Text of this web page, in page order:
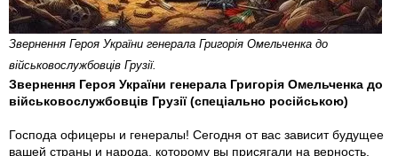
Звернення Героя України генерала Григорія Омельченка до
військовослужбовців Грузії.
Звернення Героя України генерала Григорія Омельченка до
військовослужбовців Грузії (спеціально російською)
Господа офицеры и генералы! Сегодня от вас зависит будущее
вашей страны и народа, которому вы присягали на верность.